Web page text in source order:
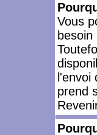
Vous
prend